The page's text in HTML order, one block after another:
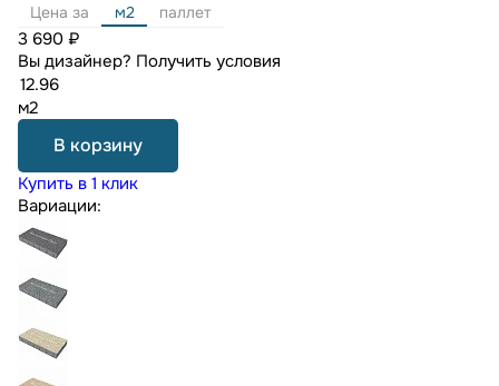
Цена за м2 паллет
3 690 ₽
Вы дизайнер? Получить условия
м2
В корзину
Купить в 1 клик
Вариации: